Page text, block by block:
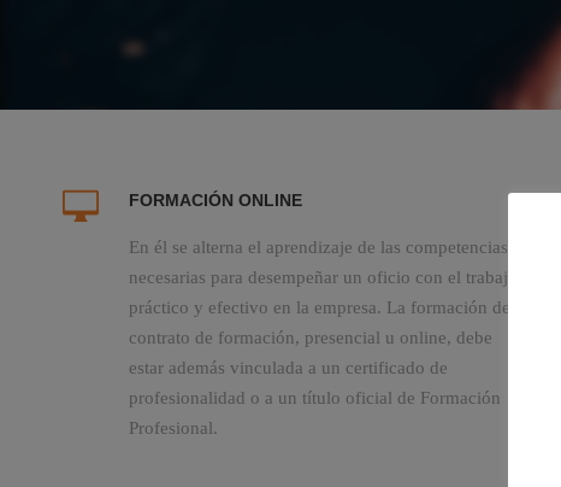
FORMACIÓN ONLINE
En él se alterna el aprendizaje de las competencias
necesarias para desempeñar un oficio con el trabajo
práctico y efectivo en la empresa. La formación del
contrato de formación, presencial u online, debe
estar además vinculada a un certificado de
profesionalidad o a un título oficial de Formación
Profesional.